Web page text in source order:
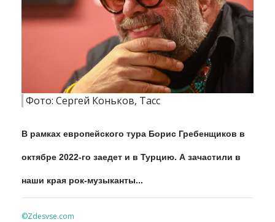
Фото: Сергей Коньков, Тасс
В рамках европейского тура Борис Гребенщиков в
октябре 2022-го заедет и в Турцию. А зачастили в
наши края рок-музыканты...
©Zdesvse.com